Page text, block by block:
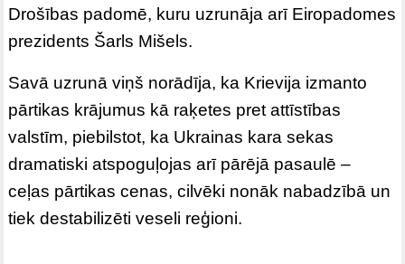
Drošības padomē, kuru uzrunāja arī Eiropadomes
prezidents Šarls Mišels.
Savā uzrunā viņš norādīja, ka Krievija izmanto
pārtikas krājumus kā raķetes pret attīstības
valstīm, piebilstot, ka Ukrainas kara sekas
dramatiski atspoguļojas arī pārējā pasaulē –
ceļas pārtikas cenas, cilvēki nonāk nabadzībā un
tiek destabilizēti veseli reģioni.